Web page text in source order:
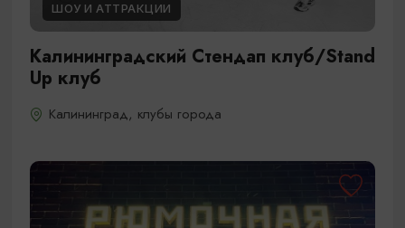
ШОУ И АТТРАКЦИИ
Калининградский Стендап клуб/Stand
Up клуб
Калининград, клубы города